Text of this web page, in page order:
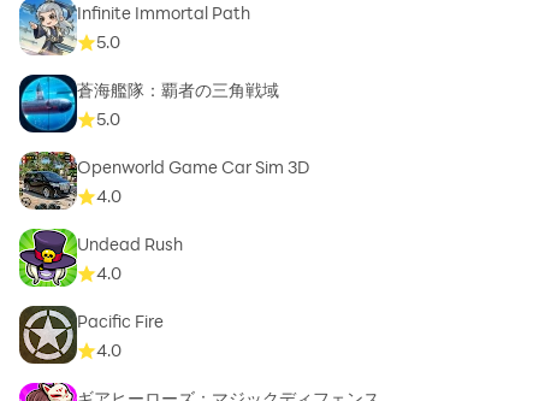
Infinite Immortal Path
5.0
蒼海艦隊：覇者の三角戦域
5.0
Openworld Game Car Sim 3D
4.0
Undead Rush
4.0
Pacific Fire
4.0